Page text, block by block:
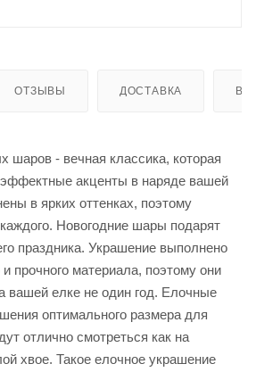
ОТЗЫВЫ ДОСТАВКА
шаров - вечная классика, которая
акценты в наряде вашей
в ярких оттенках, поэтому
Новогодние шары подарят
праздника. Украшение выполнено
и прочного материала, поэтому они
вашей елке не один год. Елочные
оптимального размера для
отлично смотреться как на
хвое. Такое елочное украшение